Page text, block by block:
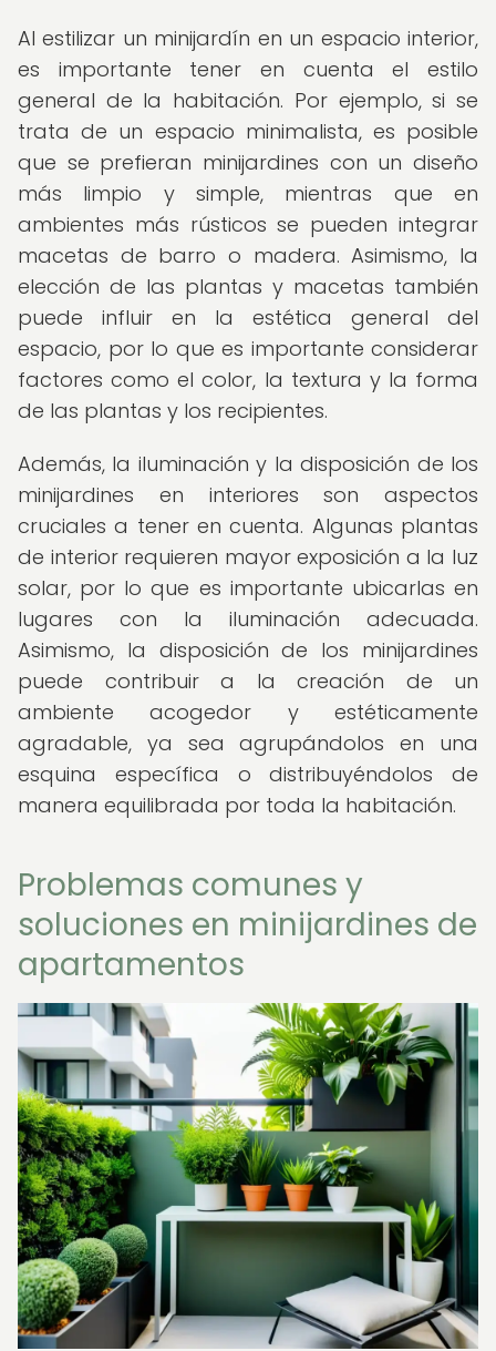
Al estilizar un minijardín en un espacio interior,
es importante tener en cuenta el estilo
general de la habitación. Por ejemplo, si se
trata de un espacio minimalista, es posible
que se prefieran minijardines con un diseño
más limpio y simple, mientras que en
ambientes más rústicos se pueden integrar
macetas de barro o madera. Asimismo, la
elección de las plantas y macetas también
puede influir en la estética general del
espacio, por lo que es importante considerar
factores como el color, la textura y la forma
de las plantas y los recipientes.
Además, la iluminación y la disposición de los
minijardines en interiores son aspectos
cruciales a tener en cuenta. Algunas plantas
de interior requieren mayor exposición a la luz
solar, por lo que es importante ubicarlas en
lugares con la iluminación adecuada.
Asimismo, la disposición de los minijardines
puede contribuir a la creación de un
ambiente acogedor y estéticamente
agradable, ya sea agrupándolos en una
esquina específica o distribuyéndolos de
manera equilibrada por toda la habitación.
Problemas comunes y
soluciones en minijardines de
apartamentos